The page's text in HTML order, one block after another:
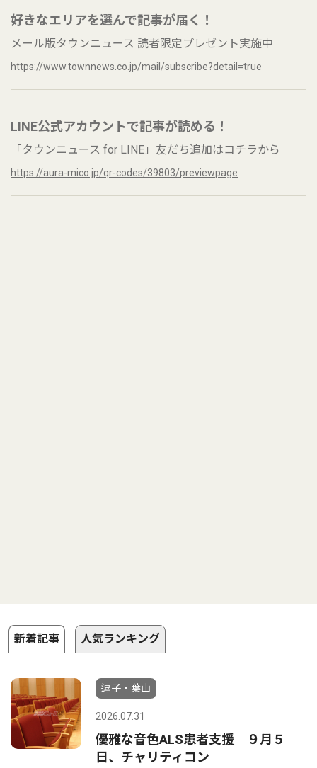
好きなエリアを選んで記事が届く！
メール版タウンニュース 読者限定プレゼント実施中
https://www.townnews.co.jp/mail/subscribe?detail=true
LINE公式アカウントで記事が読める！
「タウンニュース for LINE」友だち追加はコチラから
https://aura-mico.jp/qr-codes/39803/previewpage
新着記事 人気ランキング
逗子・葉山
2026.07.31
優雅な音色ALS患者支援 ９月５
日、チャリティコン